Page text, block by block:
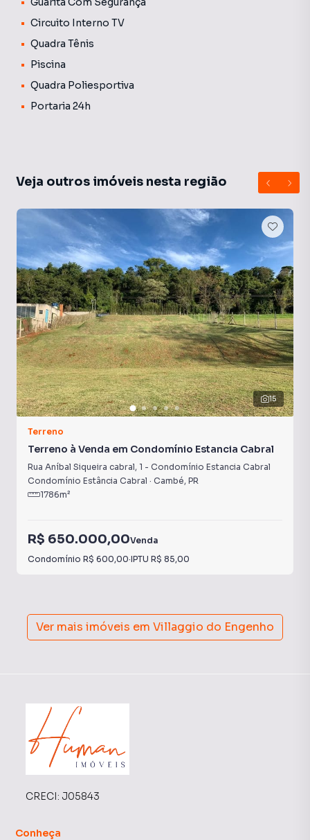
Circuito Interno TV
Quadra Tênis
Piscina
Quadra Poliesportiva
Portaria 24h
Veja outros imóveis nesta região
15
Terreno
Terreno à Venda em Condomínio Estancia Cabral
Rua Aníbal Siqueira cabral, 1 - Condomínio Estancia Cabral
Condomínio Estância Cabral · Cambé, PR
1786m²
R$ 650.000,00Venda
Condomínio R$ 600,00·IPTU R$ 85,00
Ver mais imóveis em Villaggio do Engenho
CRECI: J05843
Conheça